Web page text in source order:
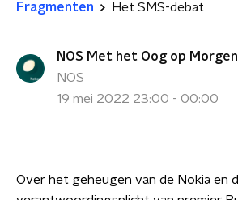
Fragmenten Het SMS-debat
NOS Met het Oog op Morgen
NOS
19 mei 2022 23:00 - 00:00
Over het geheugen van de Nokia en